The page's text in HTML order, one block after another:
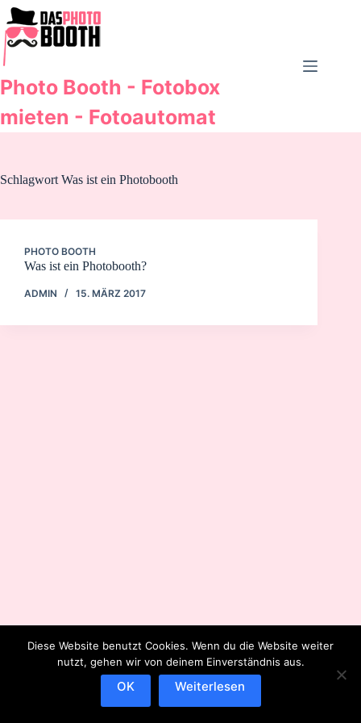
Zum
Inhalt
springen
Photo Booth - Fotobox
mieten - Fotoautomat
Schlagwort Was ist ein Photobooth
PHOTO BOOTH
Was ist ein Photobooth?
ADMIN 15. MÄRZ 2017
Diese Website benutzt Cookies. Wenn du die Website weiter
nutzt, gehen wir von deinem Einverständnis aus.
OK Weiterlesen